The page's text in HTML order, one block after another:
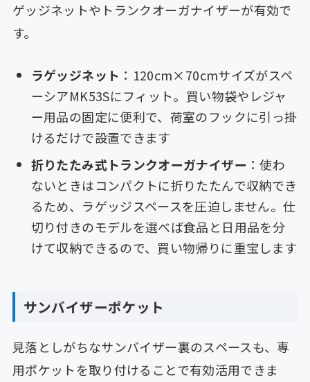
ゲッジネットやトランクオーガナイザーが有効で
す。
ラゲッジネット ：120cm×70cmサイズがスペ
ーシアMK53Sにフィット。買い物袋やレジャ
ー用品の固定に便利で、荷室のフックに引っ掛
けるだけで設置できます
折りたたみ式トランクオーガナイザー ：使わ
ないときはコンパクトに折りたたんで収納でき
るため、ラゲッジスペースを圧迫しません。仕
切り付きのモデルを選べば食品と日用品を分
けて収納できるので、買い物帰りに重宝します
サンバイザーポケット
見落としがちなサンバイザー裏のスペースも、専
用ポケットを取り付けることで有効活用できま